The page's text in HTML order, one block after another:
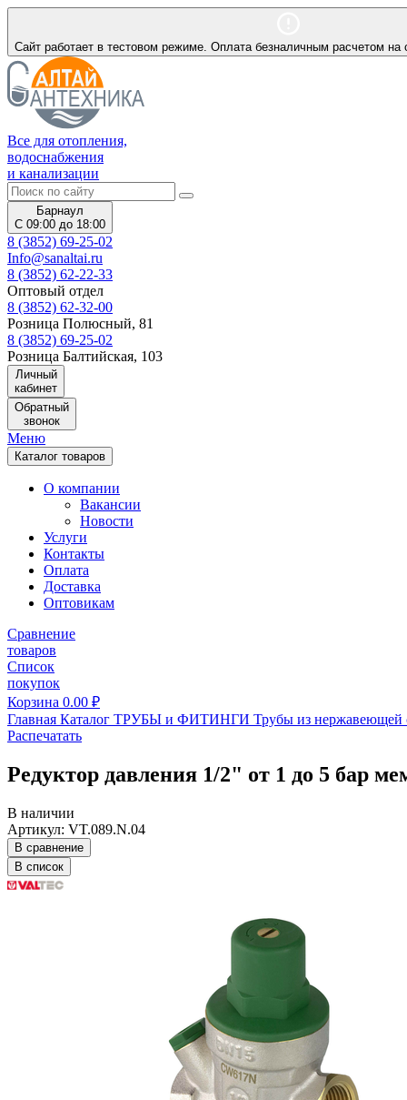
Сайт работает в тестовом режиме. Оплата безналичным расчетом на
Все для отопления,
водоснабжения
и канализации
Барнаул
С 09:00 до 18:00
8 (3852) 69-25-02
Info@sanaltai.ru
8 (3852) 62-22-33
Оптовый отдел
8 (3852) 62-32-00
Розница Полюсный, 81
8 (3852) 69-25-02
Розница Балтийская, 103
Личный
кабинет
Обратный
звонок
Меню
Каталог товаров
О компании
Вакансии
Новости
Услуги
Контакты
Оплата
Доставка
Оптовикам
Сравнение
товаров
Список
покупок
Корзина 0.00 ₽
Главная Каталог ТРУБЫ и ФИТИНГИ Трубы из нержавеющей
Распечатать
Редуктор давления 1/2" от 1 до 5 бар
В наличии
Артикул: VT.089.N.04
В сравнение
В список